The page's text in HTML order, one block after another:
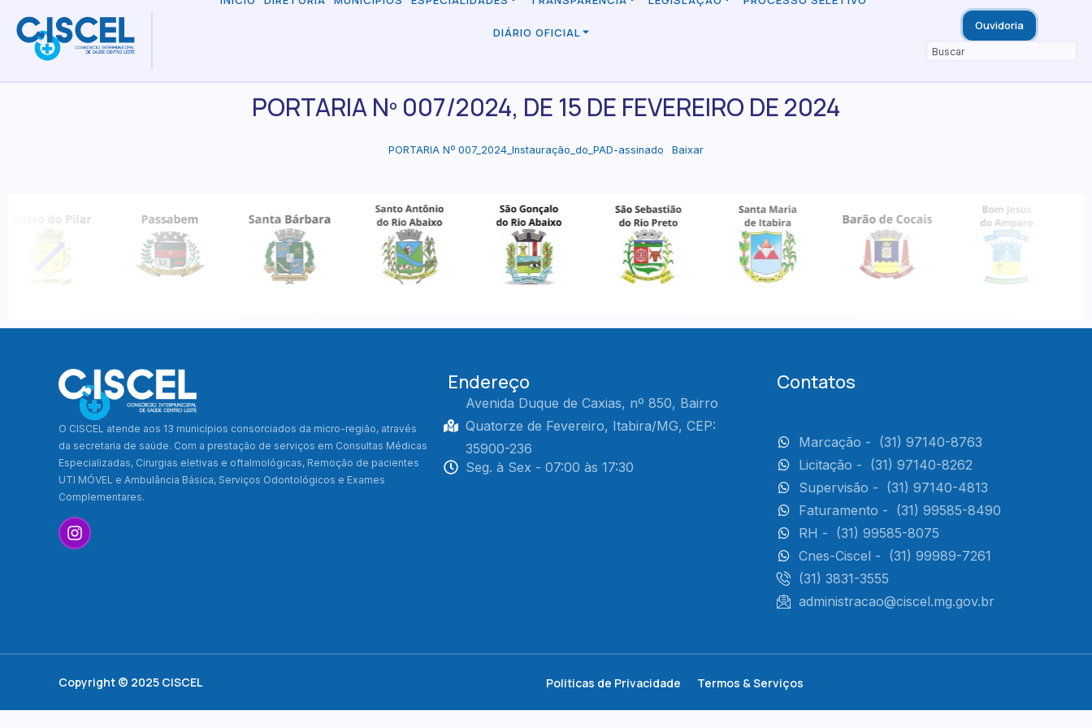
DIÁRIO OFICIAL Ouvidoria
PORTARIA Nº 007/2024, DE 15 DE FEVEREIRO DE 2024
PORTARIA Nº 007_2024_Instauração_do_PAD-assinado Baixar
O CISCEL atende aos 13 municípios consorciados da micro-região, através
da secretaria de saúde. Com a prestação de serviços em Consultas Médicas
Especializadas, Cirurgias eletivas e oftalmológicas, Remoção de pacientes
UTI MÓVEL e Ambulância Básica, Serviços Odontológicos e Exames
Complementares.
Endereço
Avenida Duque de Caxias, nº 850, Bairro
Quatorze de Fevereiro, Itabira/MG, CEP:
35900-236
Seg. à Sex - 07:00 às 17:30
Contatos
Marcação - (31) 97140-8763
Licitação - (31) 97140-8262
Supervisão - (31) 97140-4813
Faturamento - (31) 99585-8490
RH - (31) 99585-8075
Cnes-Ciscel - (31) 99989-7261
(31) 3831-3555
administracao@ciscel.mg.gov.br
Copyright © 2025 CISCEL Politicas de Privacidade Termos & Serviços